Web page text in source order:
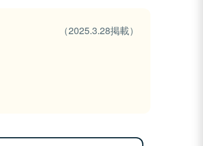
（2025.3.28掲載）